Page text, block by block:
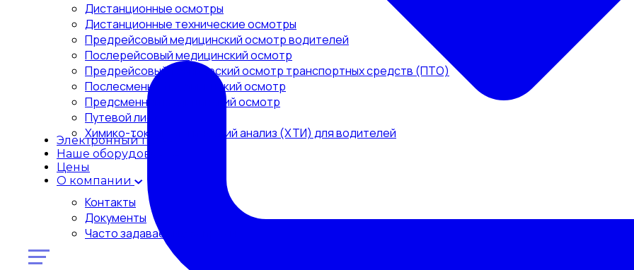
Дистанционные осмотры
Дистанционные технические осмотры
Предрейсовый медицинский осмотр водителей
Послерейсовый медицинский осмотр
Предрейсовый технический осмотр транспортных средств (ПТО)
Послесменный медицинский осмотр
Предсменный медицинский осмотр
Путевой лист
Химико-токсикологический анализ (ХТИ) для водителей
Электронный путевой
Наше оборудование
Цены
О компании
Контакты
Документы
Часто задаваемые вопросы